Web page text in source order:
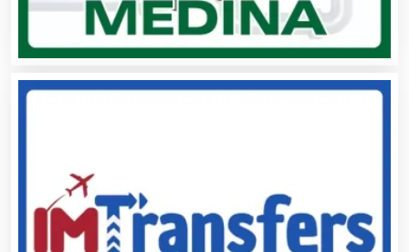
Alquiler de Autos
Alquiler de Trajes de Etiqueta